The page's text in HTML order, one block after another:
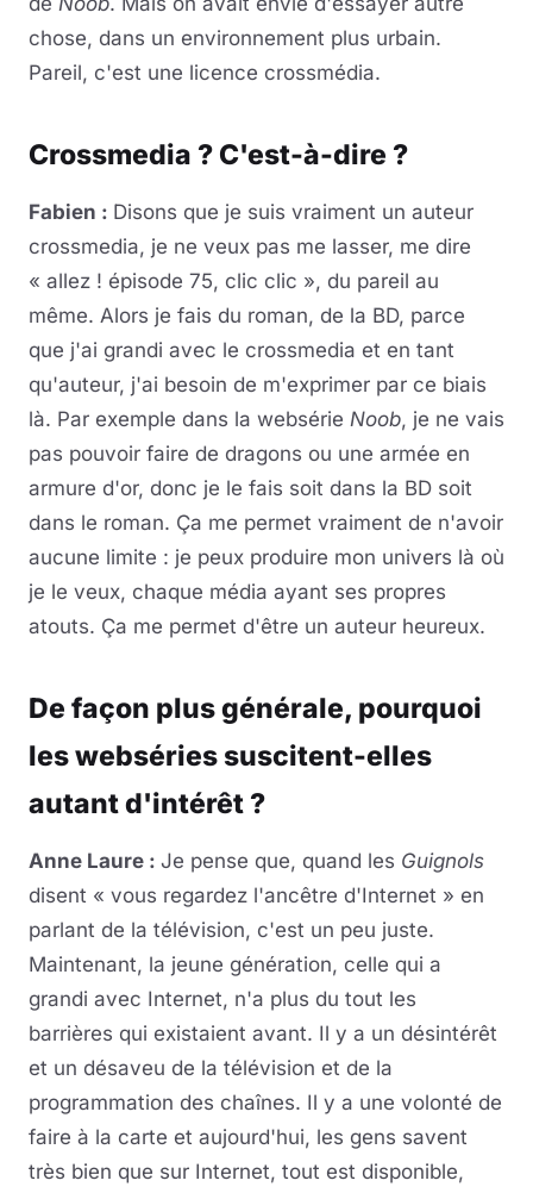
chose, dans un environnement plus urbain.
Pareil, c'est une licence crossmédia.
Crossmedia ? C'est-à-dire ?
Fabien : Disons que je suis vraiment un auteur
crossmedia, je ne veux pas me lasser, me dire
« allez ! épisode 75, clic clic », du pareil au
même. Alors je fais du roman, de la BD, parce
que j'ai grandi avec le crossmedia et en tant
qu'auteur, j'ai besoin de m'exprimer par ce biais
là. Par exemple dans la websérie Noob, je ne vais
pas pouvoir faire de dragons ou une armée en
armure d'or, donc je le fais soit dans la BD soit
dans le roman. Ça me permet vraiment de n'avoir
aucune limite : je peux produire mon univers là où
je le veux, chaque média ayant ses propres
atouts. Ça me permet d'être un auteur heureux.
De façon plus générale, pourquoi
les webséries suscitent-elles
autant d'intérêt ?
Anne Laure : Je pense que, quand les Guignols
disent « vous regardez l'ancêtre d'Internet » en
parlant de la télévision, c'est un peu juste.
Maintenant, la jeune génération, celle qui a
grandi avec Internet, n'a plus du tout les
barrières qui existaient avant. Il y a un désintérêt
et un désaveu de la télévision et de la
programmation des chaînes. Il y a une volonté de
faire à la carte et aujourd'hui, les gens savent
très bien que sur Internet, tout est disponible,